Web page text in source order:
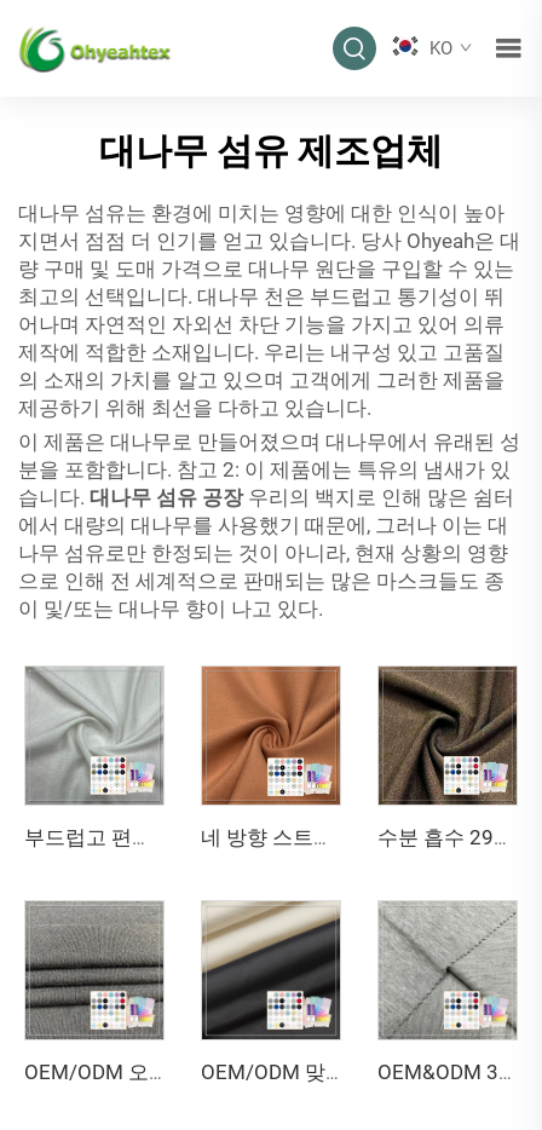
KO
대나무 섬유 제조업체
대나무 섬유는 환경에 미치는 영향에 대한 인식이 높아
지면서 점점 더 인기를 얻고 있습니다. 당사 Ohyeah은 대
량 구매 및 도매 가격으로 대나무 원단을 구입할 수 있는
최고의 선택입니다. 대나무 천은 부드럽고 통기성이 뛰
어나며 자연적인 자외선 차단 기능을 가지고 있어 의류
제작에 적합한 소재입니다. 우리는 내구성 있고 고품질
의 소재의 가치를 알고 있으며 고객에게 그러한 제품을
제공하기 위해 최선을 다하고 있습니다.
이 제품은 대나무로 만들어졌으며 대나무에서 유래된 성
분을 포함합니다. 참고 2: 이 제품에는 특유의 냄새가 있
습니다. 대나무 섬유 공장 우리의 백지로 인해 많은 쉼터
에서 대량의 대나무를 사용했기 때문에, 그러나 이는 대
나무 섬유로만 한정되는 것이 아니라, 현재 상황의 영향
으로 인해 전 세계적으로 판매되는 많은 마스크들도 종
이 및/또는 대나무 향이 나고 있다.
부드럽고 편안하며 가볍고 통기성 있는 160GSM 95%대나무 5%스판덱스 제리코 직물은 여성 언더웨어에 적합합니다 네 방향 스트레치 통기성 61%대나무 27%유기농 면 12%스판덱스 제리코 직물 - 레깅스용 수분 흡수 290gsm 63%대나무 27%유기농 면 10%스판덱스 제리코 직물 - 레깅스 & 스포츠 브라용
OEM/ODM 오코텍스 인증 70% 대나무 30% 유기농 면 친환경 통기성 270gsm 프렌치 테리 원단 항균 OEM/ODM 맞춤형 71% 대나무 리오셀 24% 키토산 프렌치 테리 원단 - 항균 기능, 친환경, 아기/유아 의류용 OEM&ODM 320GSM 대나무/유기농 면/스판덱스 혼방 프렌치 테리 원단 항균 기능, 수분 흡수성, 친환경 특성